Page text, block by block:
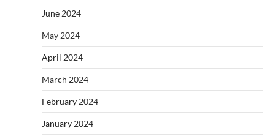
June 2024
May 2024
April 2024
March 2024
February 2024
January 2024